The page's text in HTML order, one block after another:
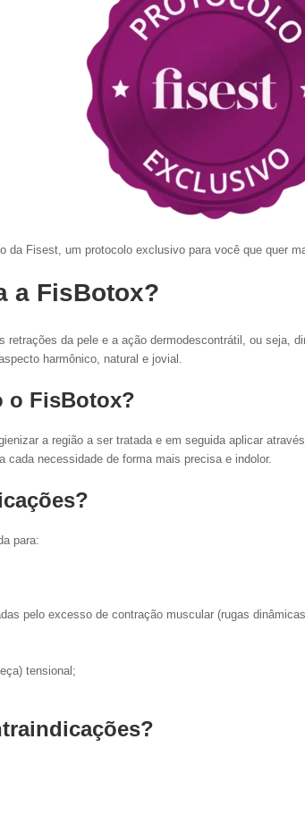
da Fisest, um protocolo exclusivo para você que quer
a FisBotox?
retrações da pele e a ação dermodescontrátil, ou seja,
harmônico, natural e jovial.
o FisBotox?
a região a ser tratada e em seguida aplicar
cada necessidade de forma mais precisa e indolor.
para:
pelo excesso de contração muscular (rugas
tensional;